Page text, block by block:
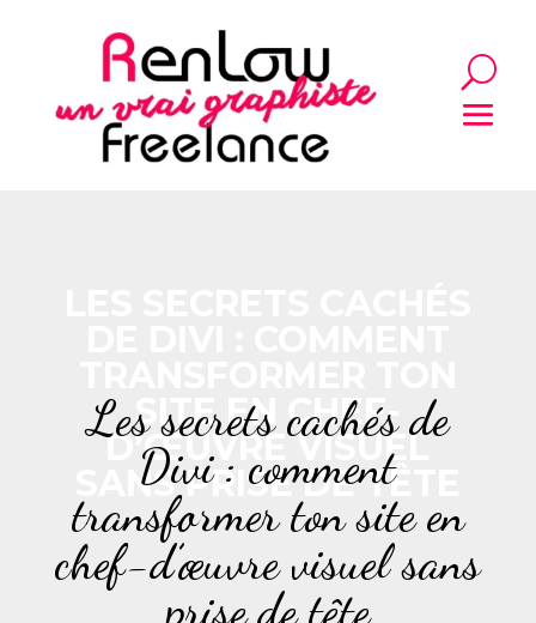
SITE EN CHEF-
D’ŒUVRE VISUEL
SANS PRISE DE TÊTE
Les secrets cachés de
Divi : comment
transformer ton site en
chef-d’œuvre visuel sans
prise de tête